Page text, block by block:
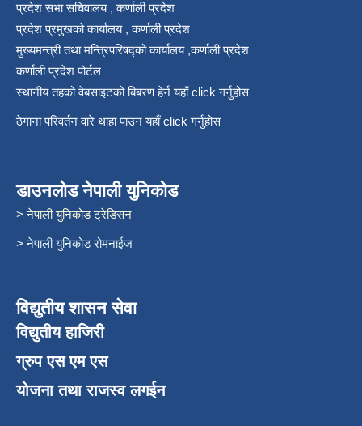
प्रदेश सभा सचिवालय , कर्णाली प्रदेश
प्रदेश प्रमुखको कार्यालय , कर्णाली प्रदेश
मुख्यमन्त्री तथा मन्त्रिपरिषद्को कार्यालय ,कर्णाली प्रदेश
कर्णाली प्रदेश पोर्टल
स्थानीय तहको वेबसाइटको बिबरण हेर्न यहाँ click गर्नुहोस
ठेगाना परिवर्तन वारे थाहा पाउन यहाँ click गर्नुहोस
डाउनलोड नेपाली युनिकोड
> नेपाली युनिकोड ट्रेडिसन
> नेपाली युनिकोड रोमनाईज
विद्युतीय शासन सेवा
विद्युतीय हाजिरी
ग्रुप एस एम एस
योजना तथा राजस्व लगईन